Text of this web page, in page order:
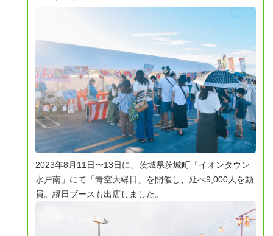
2023年8月11日〜13日に、茨城県茨城町「イオンタウン
水戸南」にて「青空大縁日」を開催し、延べ9,000人を動
員。縁日ブースも出店しました。